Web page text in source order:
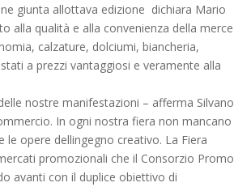
giunta allottava edizione  dichiara Mario
alla qualità e alla convenienza della merce
calzature, dolciumi, biancheria,
a prezzi vantaggiosi e veramente alla
nostre manifestazioni – afferma Silvano
In ogni nostra fiera non mancano
opere dellingegno creativo. La Fiera
promozionali che il Consorzio Promo
avanti con il duplice obiettivo di